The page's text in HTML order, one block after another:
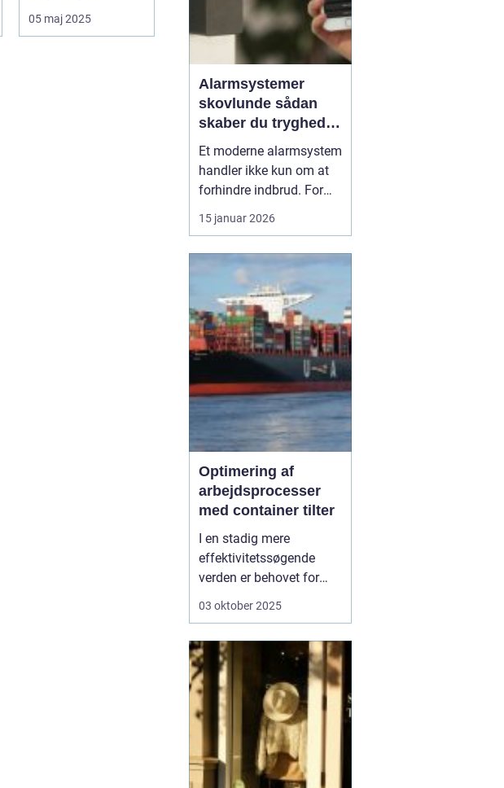
afgørende for
strukturel integrite...
05 maj 2025
Alarmsystemer
skovlunde sådan
skaber du tryghed i
hverdagen
Et moderne alarmsystem
handler ikke kun om at
forhindre indbrud. For
mange familier og
virksomheder i
også om ro i maven, når
de forlader hjem eller
arbejdsplads. Med de
rette løsninger kan du
både forebygge ubudne
gæster, reage...
15 januar 2026
Optimering af
arbejdsprocesser
med container tilter
I en stadig mere
effektivitetssøgende
verden er behovet for
innovative løsninger, der
nogensinde.
En
container tilter er
en af
de l&o...
03 oktober 2025